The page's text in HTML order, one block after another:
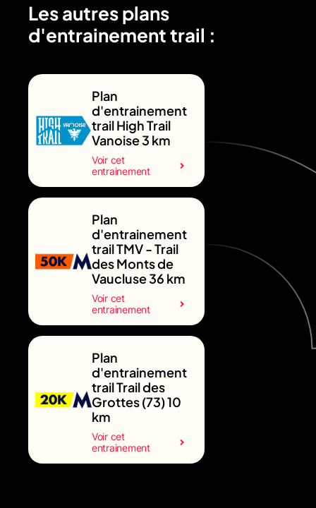
Les autres plans
d'entrainement trail :
Plan
d'entrainement
trail High Trail
Vanoise 3 km
Voir cet
entrainement
Plan
d'entrainement
trail TMV - Trail
des Monts de
Vaucluse 36 km
Voir cet
entrainement
Plan
d'entrainement
trail Trail des
Grottes (73) 10
km
Voir cet
entrainement